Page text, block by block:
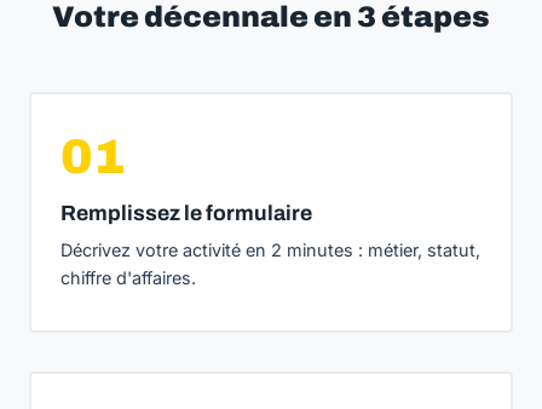
Votre décennale en 3 étapes
01
Remplissez le formulaire
Décrivez votre activité en 2 minutes : métier, statut,
chiffre d'affaires.